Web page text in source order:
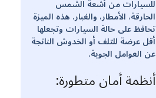
للسيارات من أشعة الشمس
الحارقة، الأمطار، والغبار. هذه الميزة
تحافظ على حالة السيارات وتجعلها
أقل عرضة للتلف أو الخدوش الناتجة
عن العوامل الجوية.
أنظمة أمان متطورة: